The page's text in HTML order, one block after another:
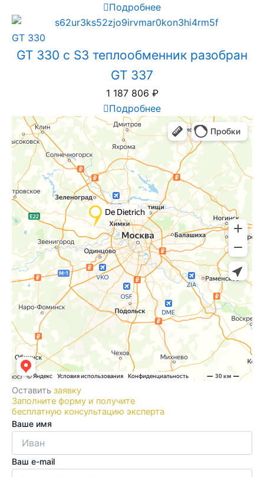
Подробнее
GT 330
GT 330 с S3 теплообменник разобран
GT 337
1 187 806 ₽
Подробнее
Оставить заявку
Заполните форму и получите
бесплатную консультацию эксперта
Ваше имя
Ваш e-mail